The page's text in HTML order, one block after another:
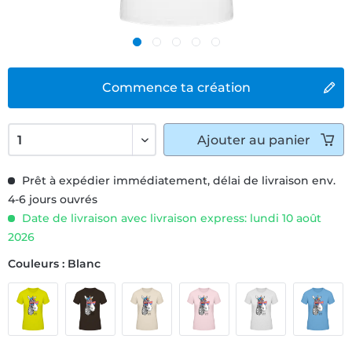
Commence ta création
Prêt à expédier immédiatement, délai de livraison env.
4-6 jours ouvrés
Date de livraison avec livraison express: lundi 10 août
2026
Couleurs : Blanc
Ajouter au panier